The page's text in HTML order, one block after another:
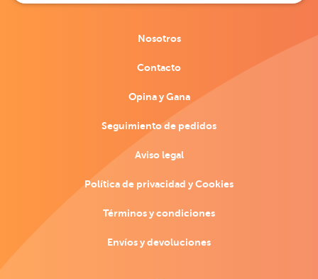
Nosotros
Contacto
Opina y Gana
Seguimiento de pedidos
Aviso legal
Política de privacidad y Cookies
Términos y condiciones
Envíos y devoluciones